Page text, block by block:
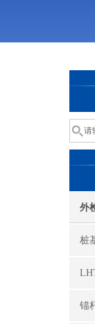
外
桩
锚